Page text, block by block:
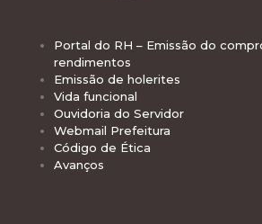
Portal do RH – Emissão do
rendimentos
Emissão de holerites
Vida funcional
Ouvidoria do Servidor
Webmail Prefeitura
Código de Ética
Avanços